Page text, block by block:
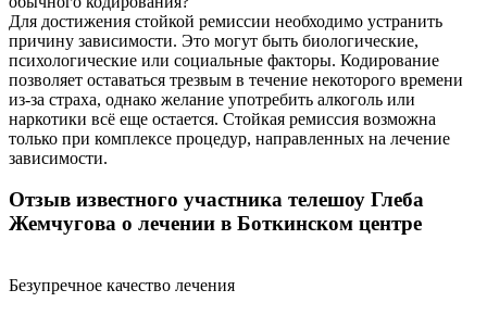
Для достижения стойкой ремиссии необходимо устранить
причину зависимости. Это могут быть биологические,
психологические или социальные факторы. Кодирование
позволяет оставаться трезвым в течение некоторого времени
из-за страха, однако желание употребить алкоголь или
наркотики всё еще остается. Стойкая ремиссия возможна
только при комплексе процедур, направленных на лечение
зависимости.
Отзыв известного участника телешоу Глеба
Жемчугова о лечении в Боткинском центре
Безупречное качество лечения